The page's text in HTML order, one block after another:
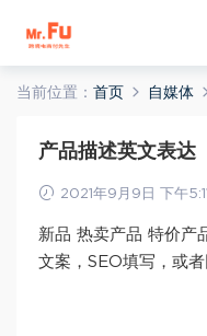
当前位置： 首页 自媒体
产品描述英文表达
2021年9月9日 下午5:11
新品 热卖产品 特价产
文案，SEO填写，或者